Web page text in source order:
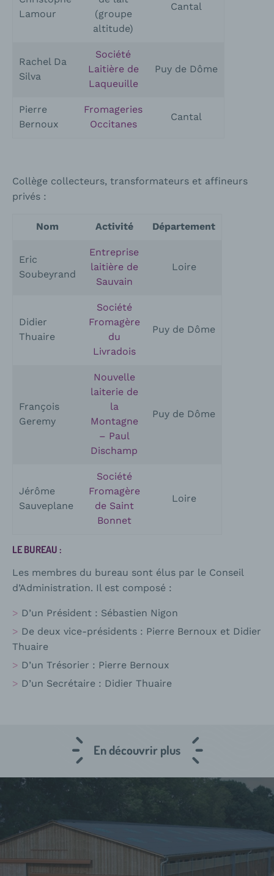
Lamour
(groupe
altitude)
Cantal
Rachel Da
Silva
Société
Laitière de
Laqueuille
Puy de Dôme
Pierre
Bernoux
Fromageries
Occitanes
Cantal
Collège collecteurs, transformateurs et affineurs
privés :
Nom Activité Département
Eric
Soubeyrand
Entreprise
laitière de
Sauvain
Loire
Didier
Thuaire
Société
Fromagère
du
Livradois
Puy de Dôme
François
Geremy
Nouvelle
laiterie de
la
Montagne
– Paul
Dischamp
Puy de Dôme
Jérôme
Sauveplane
Société
Fromagère
de Saint
Bonnet
Loire
LE BUREAU :
Les membres du bureau sont élus par le Conseil
d’Administration. Il est composé :
D’un Président : Sébastien Nigon
De deux vice-présidents : Pierre Bernoux et Didier
Thuaire
D’un Trésorier : Pierre Bernoux
D’un Secrétaire : Didier Thuaire
En découvrir plus